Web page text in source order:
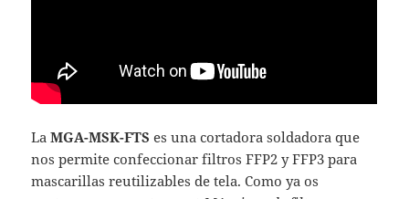
LaMGA-MSK-FTS es una cortadora soldadora que
nos permite confeccionar filtros FFP2 y FFP3 para
mascarillas reutilizables de tela. Como ya os